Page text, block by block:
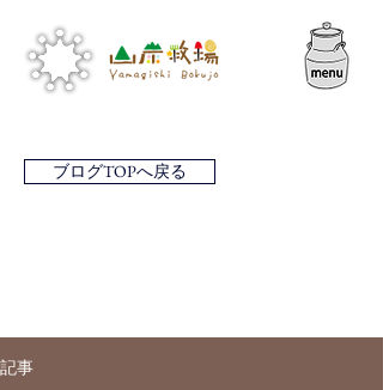
ブログTOPへ戻る
記事